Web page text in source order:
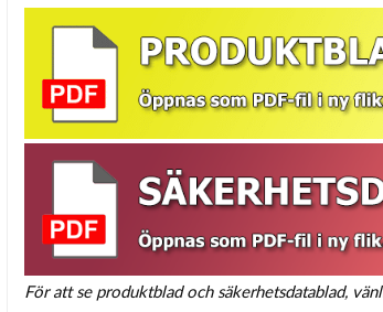
För att se produktblad och säkerhetsdatablad,